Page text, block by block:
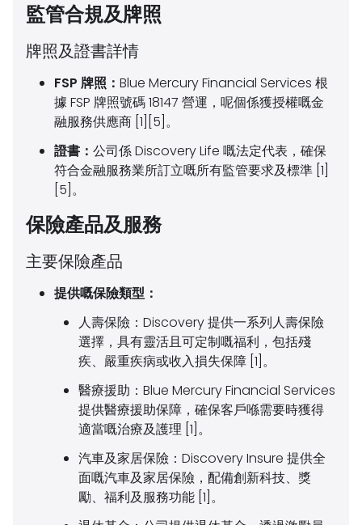
監管合規及牌照
牌照及證書詳情
FSP 牌照： Blue Mercury Financial Services 根
據 FSP 牌照號碼 18147 營運，呢個係獲授權嘅金
融服務供應商 [1][5]。
證書： 公司係 Discovery Life 嘅法定代表，確保
符合金融服務業所訂立嘅所有監管要求及標準 [1]
[5]。
保險產品及服務
主要保險產品
提供嘅保險類型：
人壽保險： Discovery 提供一系列人壽保險
選擇，具有靈活且可定制嘅福利，包括殘
疾、嚴重疾病或收入損失保障 [1]。
醫療援助： Blue Mercury Financial Services
提供醫療援助保障，確保客戶喺需要時獲得
適當嘅治療及護理 [1]。
汽車及家居保險： Discovery Insure 提供全
面嘅汽車及家居保險，配備創新科技、獎
勵、福利及服務功能 [1]。